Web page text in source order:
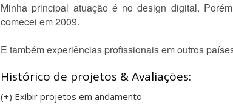
Minha principal atuação é no design digital.
comecei em 2009.
E também experiências profissionais em outros
Histórico de projetos & Avaliações:
(+) Exibir projetos em andamento